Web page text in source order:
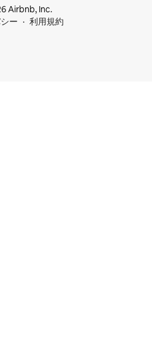
Airbnb, Inc.
ー
利用規約